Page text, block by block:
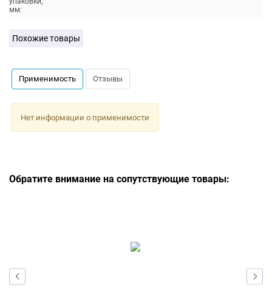
мм:
Похожие товары
Применимость Отзывы
Нет информации о применимости
Обратите внимание на сопутствующие товары: